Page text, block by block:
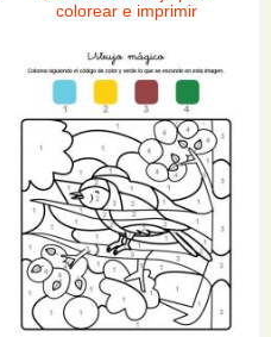
colorear e imprimir